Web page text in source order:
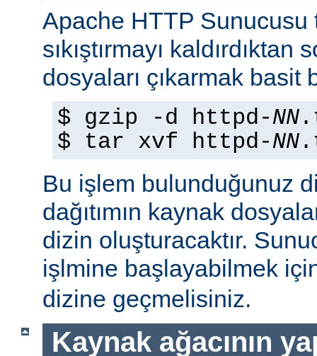
Apache HTTP Sunucusu
sıkıştırmayı
dosyaları çıkarmak basit
$ gzip -d httpd-NN
$ tar xvf httpd-NN
Bu işlem bulunduğunuz
dağıtımın kaynak
dizin oluşturacaktır.
işlmine başlayabilmek
dizine geçmelisiniz.
Kaynak ağacının